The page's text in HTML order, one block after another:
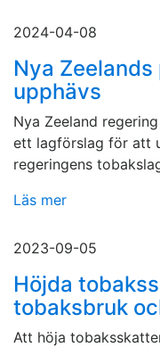
2024-04-08
Nya
upphävs
Nya Zeeland
ett lagförslag för att
regeringens
Läs mer
2023-09-05
Höjda
tobaksbruk
Att höja